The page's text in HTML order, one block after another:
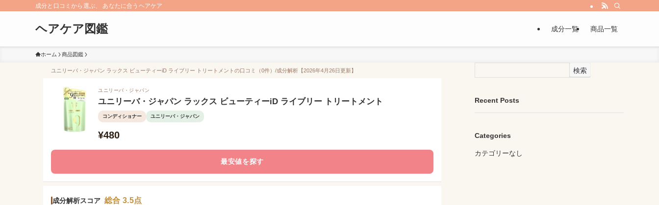
成分と口コミから選ぶ、 あなたに合うヘアケア
ヘアケア図鑑 成分一覧 商品一覧
ホーム 商品図鑑
ユニリーバ・ジャパン ラックス ビューティーiD ライブリー トリートメントの口コミ（0件）/成分解析【2026年4月26日更新】
ユニリーバ・ジャパン
ユニリーバ・ジャパン ラックス ビューティーiD ライブリー トリートメント
コンディショナー ユニリーバ・ジャパン
¥480
最安値を探す
成分解析スコア 総合 3.5点
検索
Recent Posts
Categories
カテゴリーなし